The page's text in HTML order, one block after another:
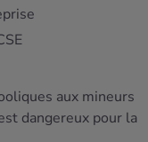
aux mineurs
dangereux pour la